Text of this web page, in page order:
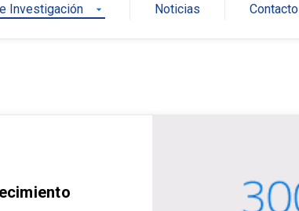
Investigación arrow_drop_down Noticias Contacto